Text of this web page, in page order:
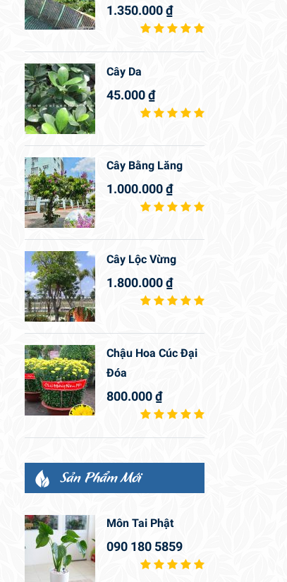
1.350.000₫
Cây Da
45.000₫
Cây Bằng Lăng
1.000.000₫
Cây Lộc Vừng
1.800.000₫
Chậu Hoa Cúc Đại
Đóa
800.000₫
Sản Phẩm Mới
Môn Tai Phật
090 180 5859